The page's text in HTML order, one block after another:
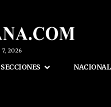
2026
SECCIONES NACIONAL